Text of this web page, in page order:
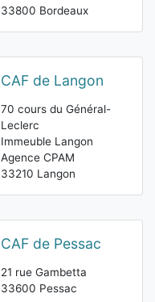
33800 Bordeaux
CAF de Langon
70 cours du Général-
Leclerc
Immeuble Langon
Agence CPAM
33210 Langon
CAF de Pessac
21 rue Gambetta
33600 Pessac